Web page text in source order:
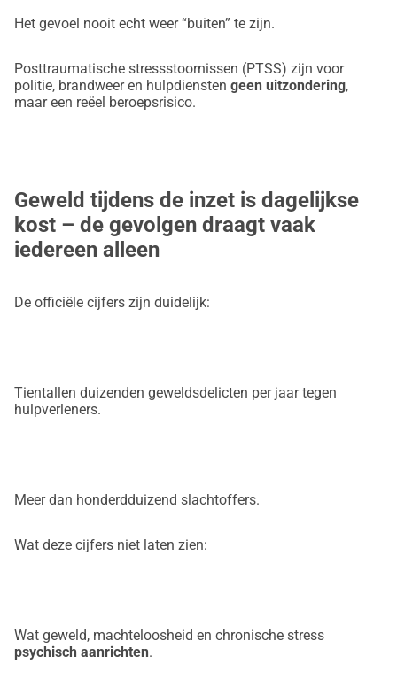
Jullie zijn niet alleen. Samen kunnen we voorkomen dat er
meer dan een project.Het is een belofte:Dat mensen die hun
leven voor ons hebben gegeven, niet alleen blijven.Dat
trauma's niet worden verzwegen, maar behandeld
Het gevoel nooit echt weer “buiten” te zijn.
Posttraumatische stressstoornissen (PTSS) zijn voor
politie, brandweer en hulpdiensten geen uitzondering,
maar een reëel beroepsrisico.
Geweld tijdens de inzet is dagelijkse
kost – de gevolgen draagt vaak
iedereen alleen
De officiële cijfers zijn duidelijk:
Tientallen duizenden geweldsdelicten per jaar tegen
hulpverleners.
Meer dan honderdduizend slachtoffers.
Wat deze cijfers niet laten zien:
Wat geweld, machteloosheid en chronische stress
psychisch aanrichten.